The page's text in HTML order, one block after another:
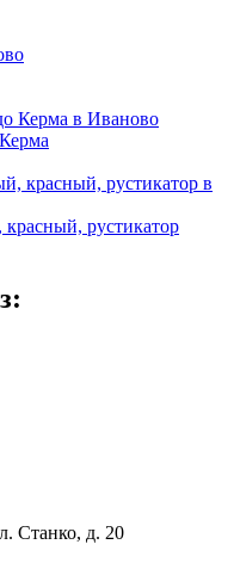
рустикатор
Станко, д. 20